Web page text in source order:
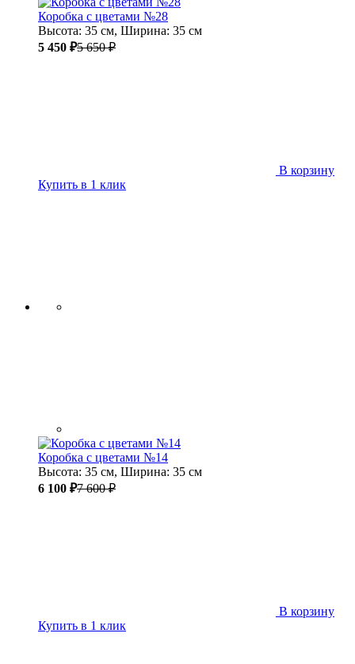
Коробка с цветами №28
Высота: 35 см, Ширина: 35 см
5 450 ₽5 650 ₽
В корзину
Купить в 1 клик
Коробка с цветами №14
Высота: 35 см, Ширина: 35 см
6 100 ₽7 600 ₽
В корзину
Купить в 1 клик